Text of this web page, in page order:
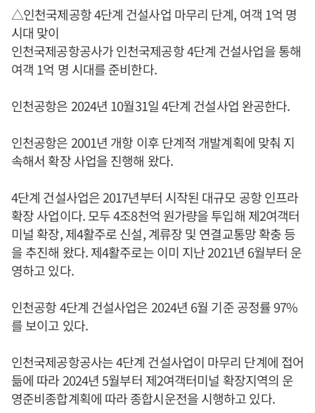
△인천국제공항 4단계 건설사업 마무리 단계, 여객 1억 명
시대 맞이
인천국제공항공사가 인천국제공항 4단계 건설사업을 통해
여객 1억 명 시대를 준비한다.
인천공항은 2024년 10월31일 4단계 건설사업 완공한다.
인천공항은 2001년 개항 이후 단계적 개발계획에 맞춰 지
속해서 확장 사업을 진행해 왔다.
4단계 건설사업은 2017년부터 시작된 대규모 공항 인프라
확장 사업이다. 모두 4조8천억 원가량을 투입해 제2여객터
미널 확장, 제4활주로 신설, 계류장 및 연결교통망 확충 등
을 추진해 왔다. 제4활주로는 이미 지난 2021년 6월부터 운
영하고 있다.
인천공항 4단계 건설사업은 2024년 6월 기준 공정률 97%
를 보이고 있다.
인천국제공항공사는 4단계 건설사업이 마무리 단계에 접어
듦에 따라 2024년 5월부터 제2여객터미널 확장지역의 운
영준비종합계획에 따라 종합시운전을 시행하고 있다.